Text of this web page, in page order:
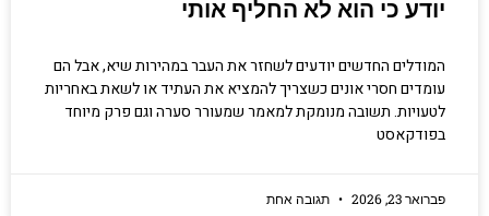
יודע כי הוא לא החליף אותי
המודלים החדשים יודעים לשחזר את העבר במהירות שיא, אבל הם
עומדים חסרי אונים כשצריך להמציא את העתיד או לשאת באחריות
לטעויות. תשובה מנומקת למאמר שמעורר סערה וגם פרק מיוחד
בפודקאסט
פברואר 23, 2026 תגובה אחת